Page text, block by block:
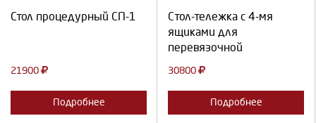
Стол процедурный СП-1
21900
Подробнее
Cтол-тележка с 4-мя
ящиками для
перевязочной
30800
Подробнее